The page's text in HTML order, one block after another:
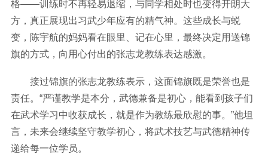
格——训练时不再轻易退缩，与同学相处时也变得开朗大
方，真正展现出习武少年应有的精气神。这些成长与蜕
变，陈宇航的妈妈看在眼里、记在心里，最终决定用送锦
旗的方式，向用心付出的张志龙教练表达感激。
接过锦旗的张志龙教练表示，这面锦旗既是荣誉也是
责任。“严谨教学是本分，武德兼备是初心，能看到孩子们
在武术学习中收获成长，就是作为教练最欣慰的事。”他坦
言，未来会继续坚守教学初心，将武术技艺与武德精神传
递给每一位学员。